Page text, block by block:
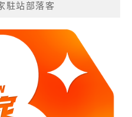
駐站部落客